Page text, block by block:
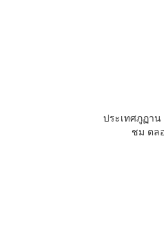
ประเทศภูฏาน
ชม ตล